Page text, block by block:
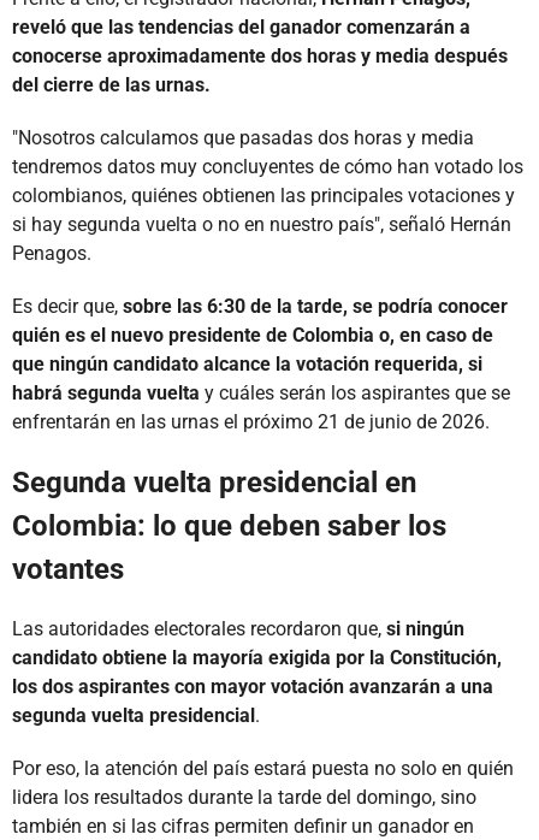
reveló que las tendencias del ganador comenzarán a
conocerse aproximadamente dos horas y media después
del cierre de las urnas.
"Nosotros calculamos que pasadas dos horas y media
tendremos datos muy concluyentes de cómo han votado los
colombianos, quiénes obtienen las principales votaciones y
si hay segunda vuelta o no en nuestro país", señaló Hernán
Penagos.
Es decir que, sobre las 6:30 de la tarde, se podría conocer
quién es el nuevo presidente de Colombia o, en caso de
que ningún candidato alcance la votación requerida, si
habrá segunda vuelta y cuáles serán los aspirantes que se
enfrentarán en las urnas el próximo 21 de junio de 2026.
Segunda vuelta presidencial en
Colombia: lo que deben saber los
votantes
Las autoridades electorales recordaron que, si ningún
candidato obtiene la mayoría exigida por la Constitución,
los dos aspirantes con mayor votación avanzarán a una
segunda vuelta presidencial .
Por eso, la atención del país estará puesta no solo en quién
lidera los resultados durante la tarde del domingo, sino
también en si las cifras permiten definir un ganador en